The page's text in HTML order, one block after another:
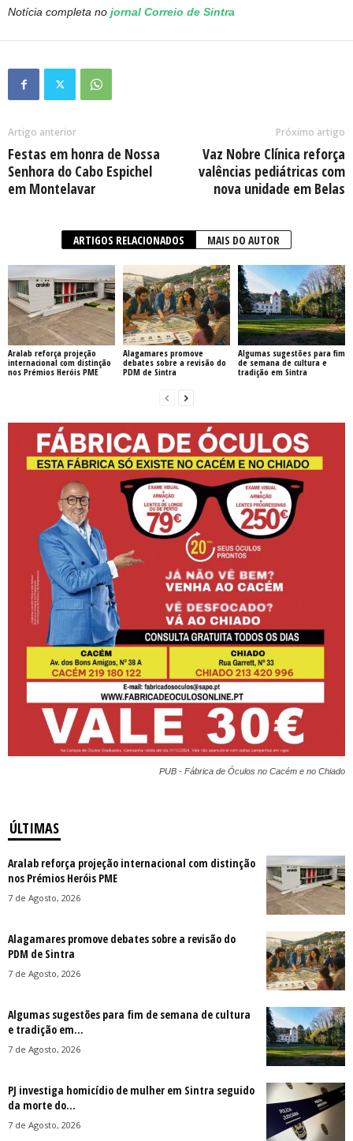
Notícia completa no jornal Correio de Sintra
Artigo anterior
Festas em honra de Nossa
Senhora do Cabo Espichel
em Montelavar
Próximo artigo
Vaz Nobre Clínica reforça
valências pediátricas com
nova unidade em Belas
ARTIGOS RELACIONADOS MAIS DO AUTOR
Aralab reforça projeção
internacional com distinção
nos Prémios Heróis PME
Alagamares promove
debates sobre a revisão do
PDM de Sintra
Algumas sugestões para fim
de semana de cultura e
tradição em Sintra
PUB - Fábrica de Óculos no Cacém e no Chiado
ÚLTIMAS
Aralab reforça projeção internacional com distinção
nos Prémios Heróis PME
7 de Agosto, 2026
Alagamares promove debates sobre a revisão do
PDM de Sintra
7 de Agosto, 2026
Algumas sugestões para fim de semana de cultura
e tradição em...
7 de Agosto, 2026
PJ investiga homicídio de mulher em Sintra seguido
da morte do...
7 de Agosto, 2026